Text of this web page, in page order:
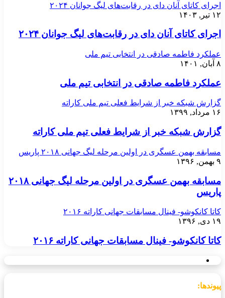
اجرای کاتای آنان دای در رقابت‌های لیگ جوانان ۲۰۲۴
۱۲ تیر, ۱۴۰۳
اجرای کاتای آنان دای در رقابت‌های لیگ جوانان ۲۰۲۴
عملکرد فاطمه صادقی در انتخابی تیم ملی
۸ آبان, ۱۴۰۱
عملکرد فاطمه صادقی در انتخابی تیم ملی
گزارش شبکه خبر از شرایط فعلی تیم ملی کاراته
۱۶ مرداد, ۱۳۹۹
گزارش شبکه خبر از شرایط فعلی تیم ملی کاراته
مسابقه بهمن عسگری در اولین مرحله لیگ جهانی ۲۰۱۸ پاریس
۹ بهمن, ۱۳۹۶
مسابقه بهمن عسگری در اولین مرحله لیگ جهانی ۲۰۱۸
پاریس
کاتا کانکوشو- فینال مسابقات جهانی کاراته ۲۰۱۶
۱۹ دی, ۱۳۹۶
کاتا کانکوشو- فینال مسابقات جهانی کاراته ۲۰۱۶
پیوندها: